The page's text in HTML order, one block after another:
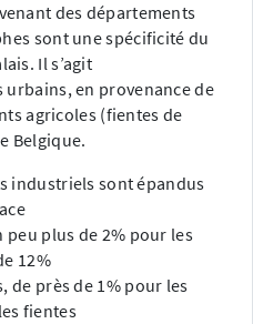
des départements
sont une spécificité du
Il s’agit
en provenance de
agricoles (fientes de
Belgique.
industriels sont épandus
peu plus de 2% pour les
12%
de près de 1% pour les
fientes